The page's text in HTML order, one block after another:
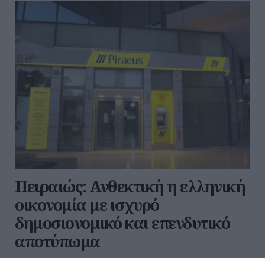
Πειραιώς: Ανθεκτική η ελληνική
οικονομία με ισχυρό
δημοσιονομικό και επενδυτικό
αποτύπωμα